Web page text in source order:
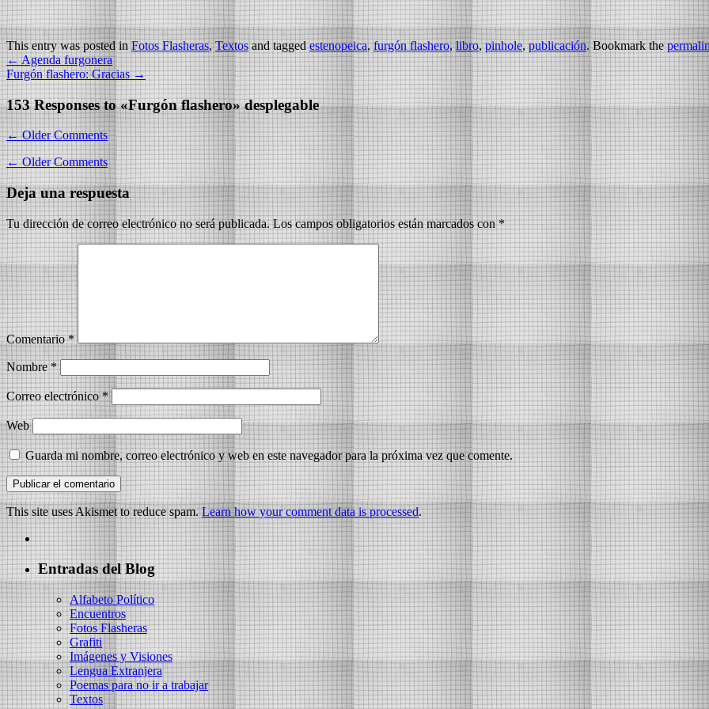
This entry was posted in Fotos Flasheras,Textosand taggedestenopeica,furgón flashero,libro, pinhole,publicación. Bookmark the
←Agenda furgonera
Furgón flashero: Gracias→
153 Responses to«Furgón flashero» desplegable
←Older Comments
←Older Comments
Deja una respuesta
Tu dirección de correo electrónico no será publicada. Los campos obligatorios están marcados con*
Comentario*
Nombre*
Correo electrónico*
Web
Guarda mi nombre, correo electrónico y web en este navegador para la próxima vez que comente.
This site uses Akismet to reduce spam.Learn how your comment data is processed.
Entradas del Blog
Alfabeto Político
Encuentros
Fotos Flasheras
Grafiti
Imágenes y Visiones
Lengua Extranjera
Poemas para no ir a trabajar
Textos